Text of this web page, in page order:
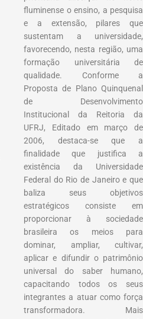
fluminense o ensino, a pesquisa
e a extensão, pilares que
sustentam a universidade,
favorecendo, nesta região, uma
formação universitária de
qualidade. Conforme a
Proposta de Plano Quinquenal
de Desenvolvimento
Institucional da Reitoria da
UFRJ, Editado em março de
2006, destaca-se que a
finalidade que justifica a
existência da Universidade
Federal do Rio de Janeiro e que
baliza seus objetivos
estratégicos consiste em
proporcionar à sociedade
brasileira os meios para
dominar, ampliar, cultivar,
aplicar e difundir o patrimônio
universal do saber humano,
capacitando todos os seus
integrantes a atuar como força
transformadora. Mais